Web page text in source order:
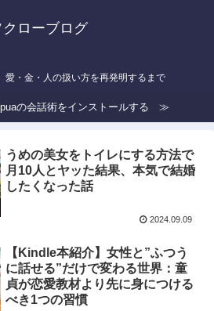
クローブログ
愛・金・人の扱い方を再発明するまで
puaの会話術をインストールする ≫
うめの美女をトイレにする方法で
月10人とヤッた結果、本気で結婚
したくなった話
2024.09.09
【Kindle本紹介】女性と”ふつう
に話せる”だけで変わる世界：童
貞が恋愛教材より先に身につける
べき1つの習慣